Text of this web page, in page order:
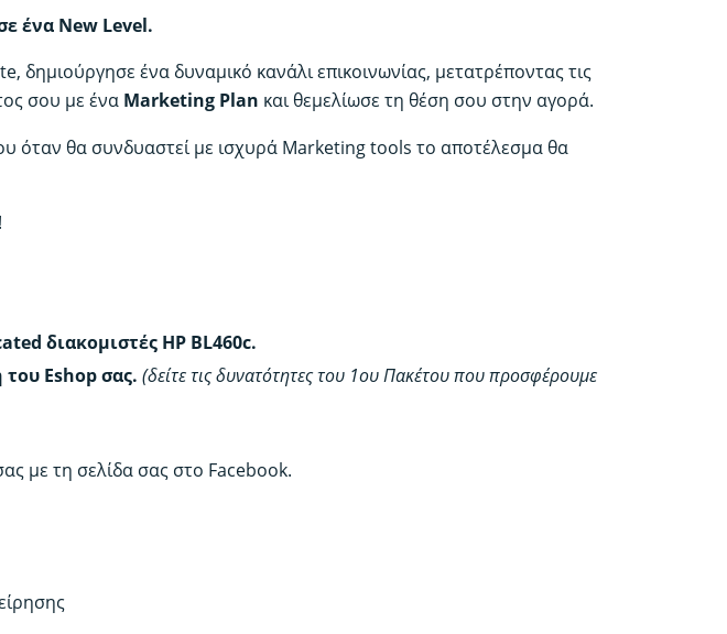
ένα New Level.
δημιούργησε ένα δυναμικό κανάλι επικοινωνίας, μετατρέποντας τις
σου με ένα Marketing Plan και θεμελίωσε τη θέση σου στην αγορά.
όταν θα συνδυαστεί με ισχυρά Marketing tools το αποτέλεσμα θα
!
διακομιστές HP BL460c.
του Eshop σας.(δείτε τις δυνατότητες του 1ου Πακέτου που προσφέρουμε
με τη σελίδα σας στο Facebook.